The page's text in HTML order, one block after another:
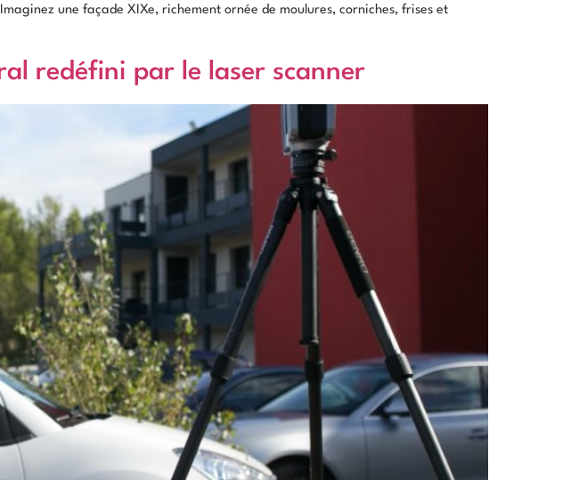
une façade XIXe, richement ornée de moulures, corniches, frises et
redéfini par le laser scanner